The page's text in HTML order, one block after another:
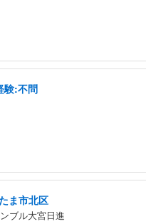
験:不問
ま市北区
ブル大宮日進